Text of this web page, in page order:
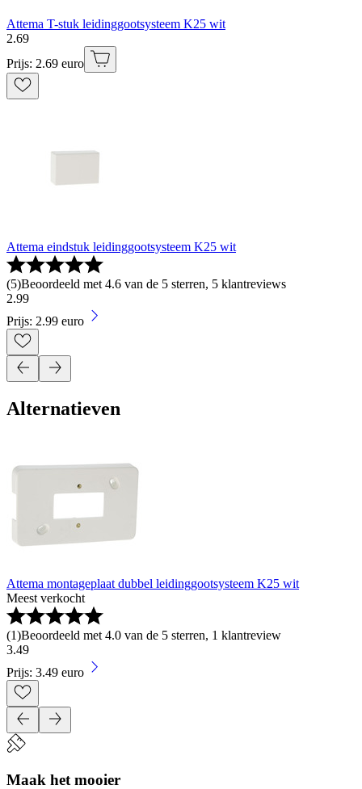
Attema T-stuk leidinggootsysteem K25 wit
2.69
Prijs: 2.69 euro
Attema eindstuk leidinggootsysteem K25 wit
(5)Beoordeeld met 4.6 van de 5 sterren, 5 klantreviews
2.99
Prijs: 2.99 euro
Alternatieven
Attema montageplaat dubbel leidinggootsysteem K25 wit
Meest verkocht
(1)Beoordeeld met 4.0 van de 5 sterren, 1 klantreview
3.49
Prijs: 3.49 euro
Maak het mooier